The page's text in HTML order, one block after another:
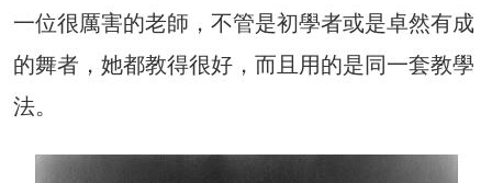
一位很厲害的老師，不管是初學者或是卓然有成
的舞者，她都教得很好，而且用的是同一套教學
法。